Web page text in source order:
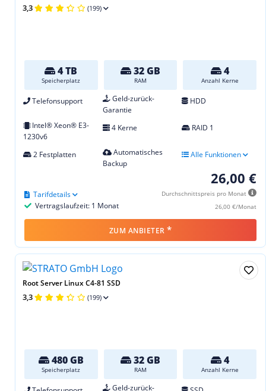
3,3 (199)
4 TB
Speicherplatz
32 GB
RAM
4
Anzahl Kerne
Telefonsupport
Geld-zurück-
Garantie
HDD
Intel® Xeon® E3-
1230v6
4 Kerne RAID 1
2 Festplatten
Automatisches
Backup
Alle Funktionen
26,00 €
Durchschnittspreis pro Monat
26,00 €/Monat
Vertragslaufzeit: 1 Monat
Tarifdetails
ZUM ANBIETER *
Root Server Linux C4-81 SSD
3,3 (199)
480 GB
Speicherplatz
32 GB
RAM
4
Anzahl Kerne
Geld-zurück-